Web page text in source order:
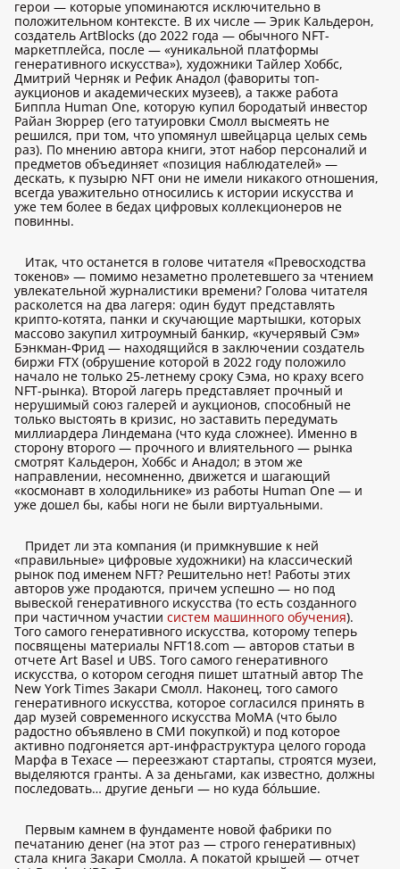
герои — которые упоминаются исключительно в
положительном контексте. В их числе — Эрик Кальдерон,
создатель ArtBlocks (до 2022 года — обычного NFT-
маркетплейса, после — «уникальной платформы
генеративного искусства»), художники Тайлер Хоббс,
Дмитрий Черняк и Рефик Анадол (фавориты топ-
аукционов и академических музеев), а также работа
Биппла Human One, которую купил бородатый инвестор
Райан Зюррер (его татуировки Смолл высмеять не
решился, при том, что упомянул швейцарца целых семь
раз). По мнению автора книги, этот набор персоналий и
предметов объединяет «позиция наблюдателей» —
дескать, к пузырю NFT они не имели никакого отношения,
всегда уважительно относились к истории искусства и
уже тем более в бедах цифровых коллекционеров не
повинны.
Итак, что останется в голове читателя «Превосходства
токенов» — помимо незаметно пролетевшего за чтением
увлекательной журналистики времени? Голова читателя
расколется на два лагеря: один будут представлять
крипто-котята, панки и скучающие мартышки, которых
массово закупил хитроумный банкир, «кучерявый Сэм»
Бэнкман-Фрид — находящийся в заключении создатель
биржи FTX (обрушение которой в 2022 году положило
начало не только 25-летнему сроку Сэма, но краху всего
NFT-рынка). Второй лагерь представляет прочный и
нерушимый союз галерей и аукционов, способный не
только выстоять в кризис, но заставить передумать
миллиардера Линдемана (что куда сложнее). Именно в
сторону второго — прочного и влиятельного — рынка
смотрят Кальдерон, Хоббс и Анадол; в этом же
направлении, несомненно, движется и шагающий
«космонавт в холодильнике» из работы Human One — и
уже дошел бы, кабы ноги не были виртуальными.
Придет ли эта компания (и примкнувшие к ней
«правильные» цифровые художники) на классический
рынок под именем NFT? Решительно нет! Работы этих
авторов уже продаются, причем успешно — но под
вывеской генеративного искусства (то есть созданного
при частичном участии систем машинного обучения).
Того самого генеративного искусства, которому теперь
посвящены материалы NFT18.com — авторов статьи в
отчете Art Basel и UBS. Того самого генеративного
искусства, о котором сегодня пишет штатный автор The
New York Times Закари Смолл. Наконец, того самого
генеративного искусства, которое согласился принять в
дар музей современного искусства MoMA (что было
радостно объявлено в СМИ покупкой) и под которое
активно подгоняется арт-инфраструктура целого города
Марфа в Техасе — переезжают стартапы, строятся музеи,
выделяются гранты. А за деньгами, как известно, должны
последовать… другие деньги — но куда бóльшие.
Первым камнем в фундаменте новой фабрики по
печатанию денег (на этот раз — строго генеративных)
стала книга Закари Смолла. А покатой крышей — отчет